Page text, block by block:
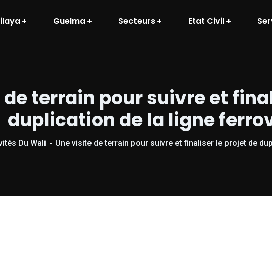
Guelma Secteurs Etat Civil
terrain pour suivre et
duplication de la ligne
Du Wali Une visite de terrain pour suivre et finaliser le projet de